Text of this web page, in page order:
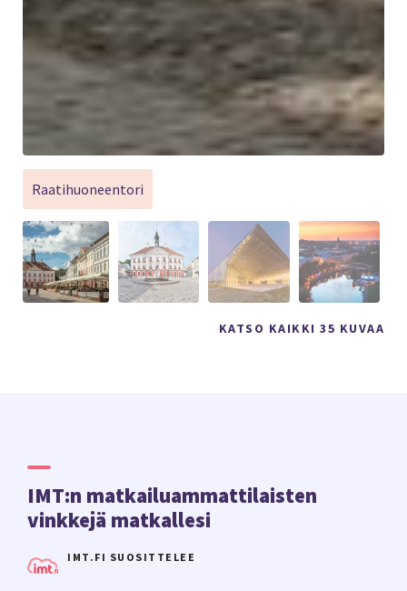
KATSO KAIKKI 35 KUVAA
Raatihuoneentori
IMT:n matkailuammattilaisten
vinkkejä matkallesi
IMT.FI SUOSITTELEE